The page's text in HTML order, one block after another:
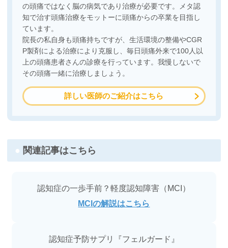
の頭痛ではなく脳の病気であり治療が必要です。メタ認
知で治す頭痛治療をモットーに頭痛からの卒業を目指し
ています。
院長の私自身も頭痛持ちですが、生活環境の整備やCGR
P製剤による治療により克服し、毎日頭痛外来で100人以
上の頭痛患者さんの診療を行っています。我慢しないで
その頭痛一緒に治療しましょう。
詳しい医師のご紹介はこちら
関連記事はこちら
認知症の一歩手前？軽度認知障害（MCI）
MCIの解説はこちら
認知症予防サプリ『フェルガード』